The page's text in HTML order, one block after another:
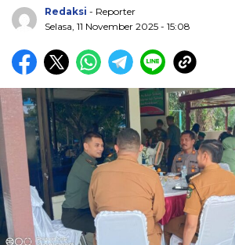
Redaksi - Reporter
Selasa, 11 November 2025 - 15:08